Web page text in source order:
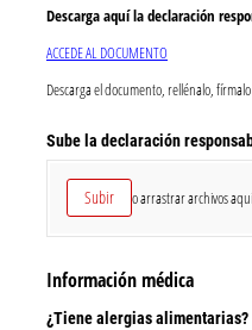
Descarga aquí la declaración
ACCEDE AL DOCUMENTO
Descarga el documento, rellénalo,
Sube la declaración
Subir o arrastrar archivos
Información médica
¿Tiene alergias alimentarias?